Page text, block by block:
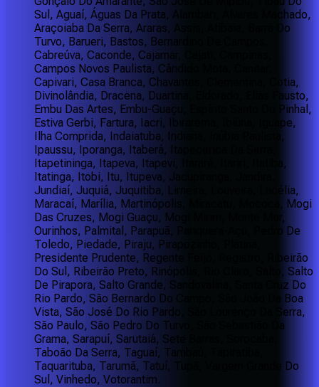
Sul, Aguaí, Águas Da Prata, Alambari, Álvares Machado,
Araçoiaba Da Serra, Araras, Assis, Atibaia, Barra Do
Turvo, Barueri, Bastos, Bernardino De Campos,
Cabreúva, Caconde, Cajamar, Cajati, Campinas,
Campos Novos Paulista, Cândido Mota, Canitar,
Capivari, Casa Branca, Chavantes, Clementina, Cotia,
Divinolândia, Dracena, Duartina, Eldorado, Elias Fausto,
Embu Das Artes, Embu-Guaçu, Espírito Santo Do Pinhal,
Estiva Gerbi, Fartura, Iacri, Ibirarema, Ibiúna, Iguape,
Ilha Comprida, Indaiatuba, Indiana, Inúbia Paulista,
Ipaussu, Iporanga, Itaberá, Itapecerica Da Serra,
Itapetininga, Itapeva, Itapevi, Itararé, Itariri, Itatiba,
Itatinga, Itobi, Itu, Itupeva, Jacupiranga, Jandira,
Jundiaí, Juquiá, Juquitiba, Limeira, Louveira, Lucélia,
Maracaí, Marília, Martinópolis, Miracatu, Mococa, Mogi
Das Cruzes, Mogi Guaçu, Mogi Mirim, Monte Mor,
Ourinhos, Palmital, Parapuã, Pariquera-Açu, Pedro De
Toledo, Piedade, Piraju, Pirapozinho, Platina,
Presidente Prudente, Regente Feijó, Registro, Ribeirão
Do Sul, Ribeirão Preto, Rinópolis, Rio Claro, Salto, Salto
De Pirapora, Salto Grande, Sandovalina, Santa Cruz Do
Rio Pardo, São Bernardo Do Campo, São João Da Boa
Vista, São José Do Rio Pardo, São Lourenço Da Serra,
São Paulo, São Pedro Do Turvo, São Sebastião Da
Grama, Sarapuí, Sarutaiá, Sete Barras, Sorocaba,
Taboão Da Serra, Taguaí, Tambaú, Tapiratiba,
Taquarituba, Tarumã, Tatuí, Tupã, Vargem Grande Do
Sul, Vinhedo, Votorantim.